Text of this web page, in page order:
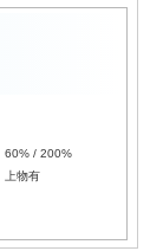
60% / 200%
上物有